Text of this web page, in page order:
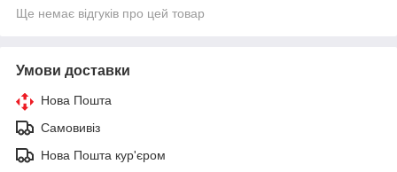
Ще немає відгуків про цей товар
Умови доставки
Нова Пошта
Самовивіз
Нова Пошта кур'єром